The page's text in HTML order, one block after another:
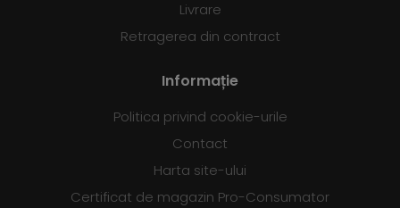
Livrare
Retragerea din contract
Informație
Politica privind cookie-urile
Contact
Harta site-ului
Certificat de magazin Pro-Consumator